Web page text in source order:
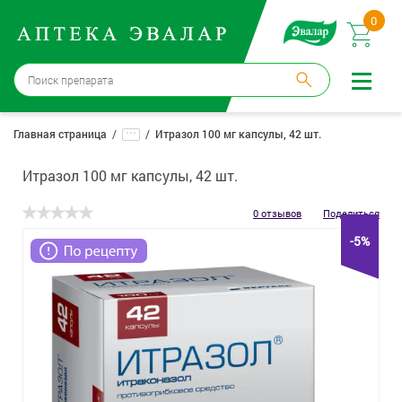
0
Москва→
12 аптек
Войти |
Доставка и оплата
Способ получения:
Эвалар
Лекарства
Косметика
Главная страница ... Итразол 100 мг капсулы, 42 шт.
Итразол 100 мг капсулы, 42 шт.
0 отзывов Поделиться
-5%